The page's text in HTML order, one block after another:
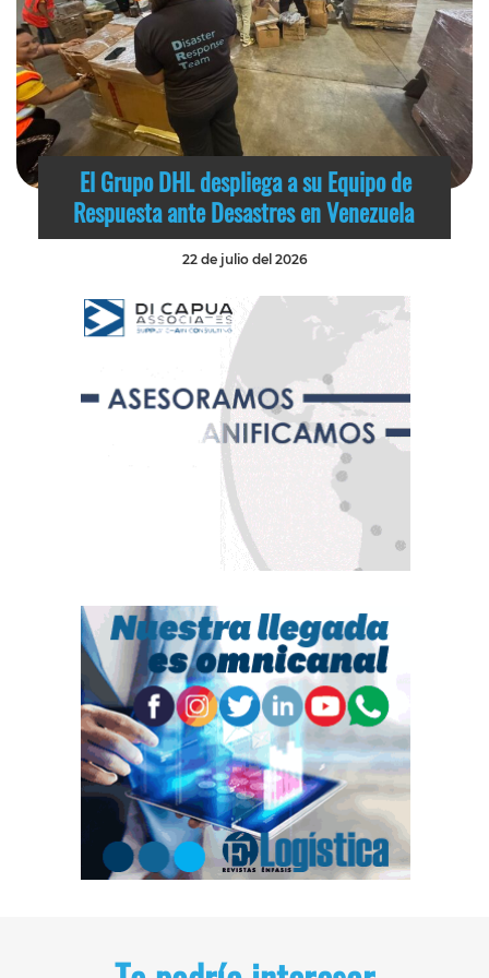
El Grupo DHL despliega a su Equipo de
Respuesta ante Desastres en Venezuela
22 de julio del 2026